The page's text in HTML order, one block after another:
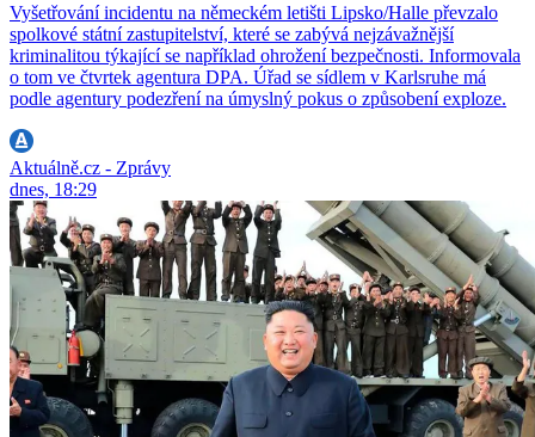
Vyšetřování incidentu na německém letišti Lipsko/Halle převzalo
spolkové státní zastupitelství, které se zabývá nejzávažnější
kriminalitou týkající se například ohrožení bezpečnosti. Informovala
o tom ve čtvrtek agentura DPA. Úřad se sídlem v Karlsruhe má
podle agentury podezření na úmyslný pokus o způsobení exploze.
Aktuálně.cz - Zprávy
dnes, 18:29